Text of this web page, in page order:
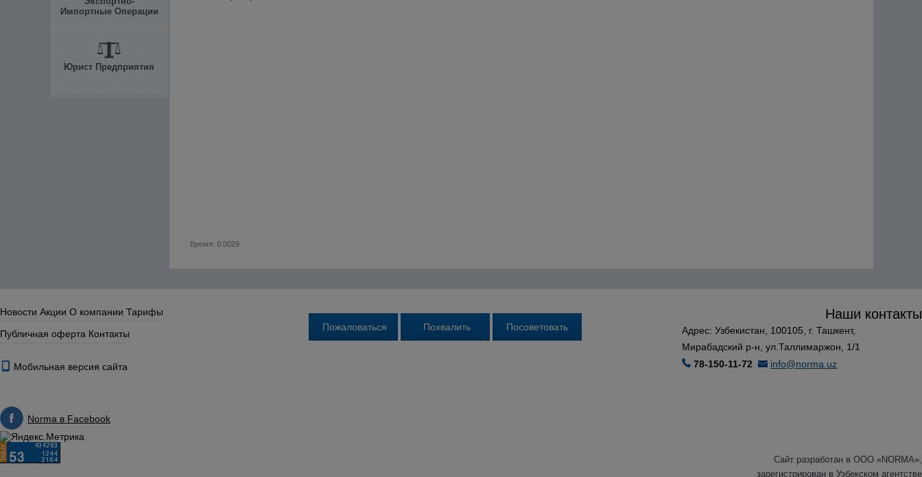
Импортные Операции
Юрист Предприятия
Время: 0.0029
Новости Акции О компании Тарифы
Публичная оферта Контакты
Наши контакты
Адрес: Узбекистан, 100105, г. Ташкент,
Мирабадский р-н, ул.Таллимаржон, 1/1
78-150-11-72
info@norma.uz
Мобильная версия сайта
Norma в Facebook
Сайт разработан в ООО «NORMA»,
зарегистрирован в Узбекском агентстве